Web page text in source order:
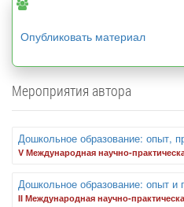
Опубликовать материал
Мероприятия автора
Дошкольное образование: опыт,
V Международная научно-
Дошкольное образование: опыт и
II Международная научно-